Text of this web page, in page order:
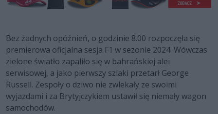
Bez żadnych opóźnień, o godzinie 8.00 rozpoczęła się
premierowa oficjalna sesja F1 w sezonie 2024. Wówczas
zielone światło zapaliło się w bahrańskiej alei
serwisowej, a jako pierwszy szlaki przetarł George
Russell. Zespoły o dziwo nie zwlekały ze swoimi
wyjazdami i za Brytyjczykiem ustawił się niemały wagon
samochodów.